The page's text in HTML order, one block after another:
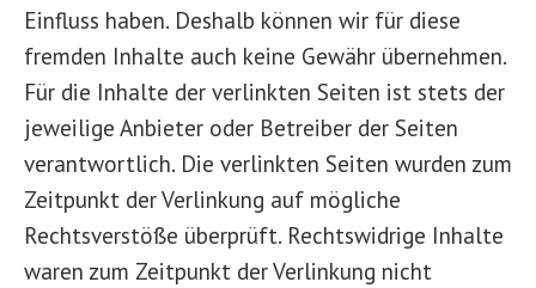
Einfluss haben. Deshalb können wir für diese
fremden Inhalte auch keine Gewähr übernehmen.
Für die Inhalte der verlinkten Seiten ist stets der
jeweilige Anbieter oder Betreiber der Seiten
verantwortlich. Die verlinkten Seiten wurden zum
Zeitpunkt der Verlinkung auf mögliche
Rechtsverstöße überprüft. Rechtswidrige Inhalte
waren zum Zeitpunkt der Verlinkung nicht